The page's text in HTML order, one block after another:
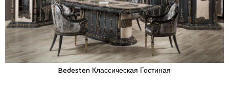
Bedesten Классическая Гостиная